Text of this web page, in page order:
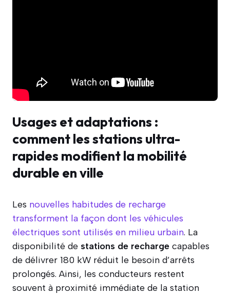
Usages et adaptations :
comment les stations ultra-
rapides modifient la mobilité
durable en ville
Les nouvelles habitudes de recharge
transforment la façon dont les véhicules
électriques sont utilisés en milieu urbain. La
disponibilité de stations de recharge capables
de délivrer 180 kW réduit le besoin d’arrêts
prolongés. Ainsi, les conducteurs restent
souvent à proximité immédiate de la station